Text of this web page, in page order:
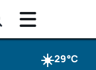
Toggle
Navigatie
Kunst & Cultuur
☀️29°C